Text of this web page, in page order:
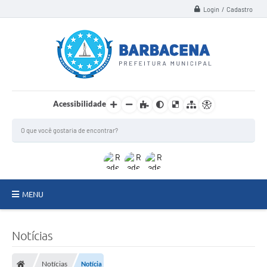
Login / Cadastro
Acessibilidade
MENU
Notícias
Notícias Notícia